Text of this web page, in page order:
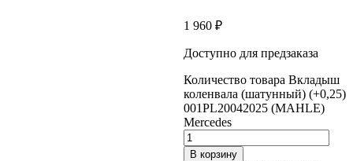
1 960 ₽
Доступно для предзаказа
Количество товара Вкладыш
коленвала (шатунный) (+0,25)
001PL20042025 (MAHLE)
Mercedes
В корзину